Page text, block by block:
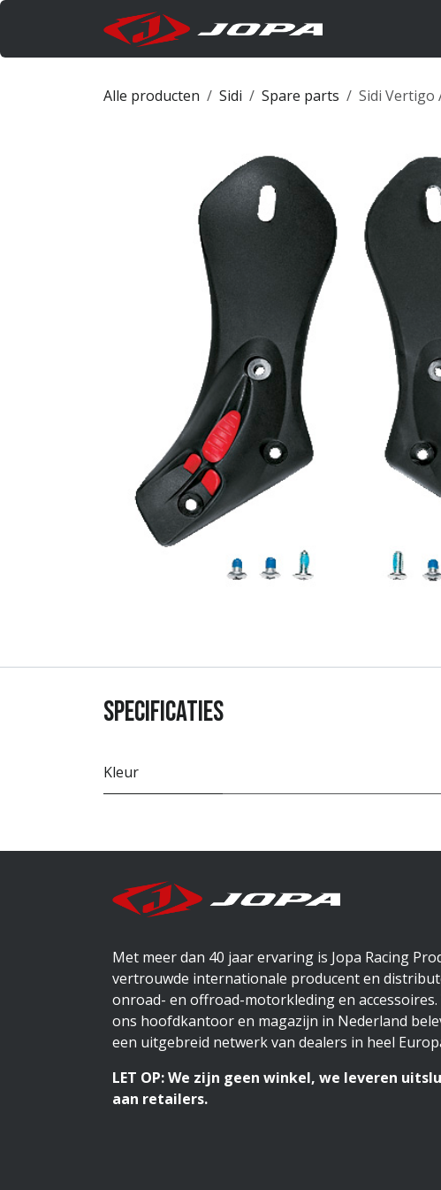
Overslaan naar inhoud
Alle producten Sidi Spare parts Sidi Vertigo
Specificaties
Kleur
Met meer dan 40 jaar ervaring is Jopa Racing
vertrouwde internationale producent en
onroad- en offroad-motorkleding en
ons hoofdkantoor en magazijn in Nederland
een uitgebreid netwerk van dealers in heel
LET OP: We zijn geen winkel, we leveren
aan retailers.